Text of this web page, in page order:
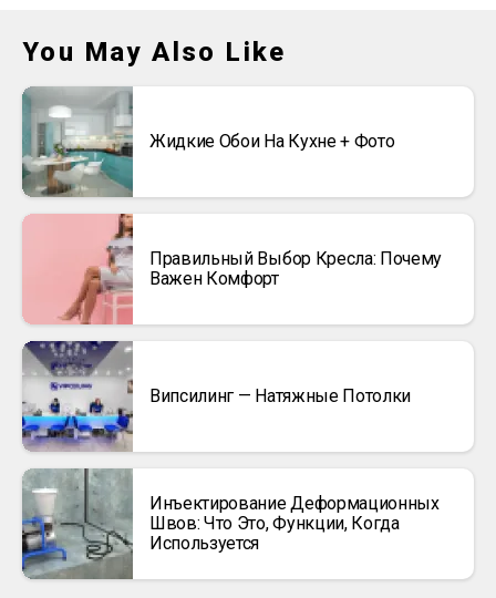
You May Also Like
Жидкие Обои На Кухне + Фото
Правильный Выбор Кресла: Почему
Важен Комфорт
Випсилинг — Натяжные Потолки
Инъектирование Деформационных
Швов: Что Это, Функции, Когда
Используется